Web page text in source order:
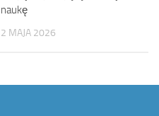
naukę
2 MAJA 2026